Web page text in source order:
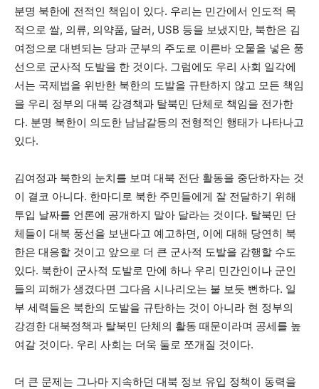
분명 북한에 전적인 책임이 있다. 우리는 민간에서 인도적 목
적으로 쌀, 의류, 의약품, 달러, USB 등을 보냈지만, 북한은 김
여정으로 대변되는 당과 군부의 주도로 이른바 오물을 넣은 풍
선으로 군사적 도발을 한 것이다. 그럼에도 우리 사회 일각에
서는 국제법을 위반한 북한의 도발을 규탄하지 않고 모든 책임
을 우리 정부의 대북 강경책과 탈북민 단체로 책임을 전가한
다. 분명 북한이 의도한 남남갈등의 전형적인 행태가 나타나고
있다.
김여정과 북한의 눈치를 보며 대북 전단 활동을 중단하자는 것
이 결코 아니다. 한마디로 북한 주민들에게 잘 전달하기 위해
투입 날짜를 언론에 공개하지 말아 달라는 것이다. 탈북민 단
체들이 대북 풍선을 보낸다고 예고하면, 이에 대해 당연히 북
한은 대응할 것이고 앞으로 더 큰 군사적 도발을 감행할 수도
있다. 북한이 군사적 도발로 만에 하나 우리 민간인이나 군인
들의 피해가 생겼다면 그다음 시나리오는 불 보듯 뻔하다. 일
부 세력들은 북한의 도발을 규탄하는 것이 아니라 현 정부의
강경한 대북정책과 탈북민 단체의 활동 때문이라며 공세를 높
여갈 것이다. 우리 사회는 더욱 둘로 쪼개질 것이다.
더 큰 문제는 그나마 지속하던 대북 정보 유입 정책이 동력을